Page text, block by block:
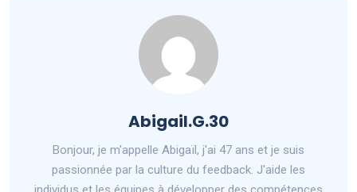
Abigail.G.30
Bonjour, je m'appelle Abigaïl, j'ai 47 ans et je suis
passionnée par la culture du feedback. J'aide les